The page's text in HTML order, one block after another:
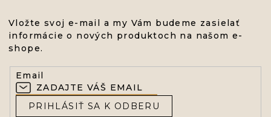
Vložte svoj e-mail a my Vám budeme zasielať
informácie o nových produktoch na našom e-
shope.
Email
PRIHLÁSIŤ SA K ODBERU